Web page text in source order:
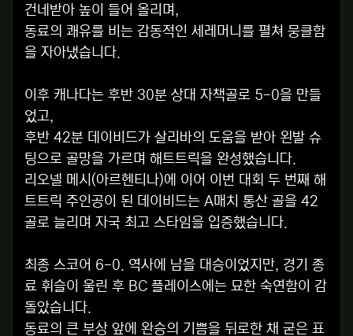
건네받아 높이 들어 올리며,
동료의 쾌유를 비는 감동적인 세레머니를 펼쳐 뭉클함
을 자아냈습니다.
이후 캐나다는 후반 30분 상대 자책골로 5-0을 만들
었고,
후반 42분 데이비드가 살리바의 도움을 받아 왼발 슈
팅으로 골망을 가르며 해트트릭을 완성했습니다.
리오넬 메시(아르헨티나)에 이어 이번 대회 두 번째 해
트트릭 주인공이 된 데이비드는 A매치 통산 골을 42
골로 늘리며 자국 최고 스타임을 입증했습니다.
최종 스코어 6-0. 역사에 남을 대승이었지만, 경기 종
료 휘슬이 울린 후 BC 플레이스에는 묘한 숙연함이 감
돌았습니다.
동료의 큰 부상 앞에 완승의 기쁨을 뒤로한 채 굳은 표